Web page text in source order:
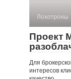
Лохотроны
Проект
Для
интересов